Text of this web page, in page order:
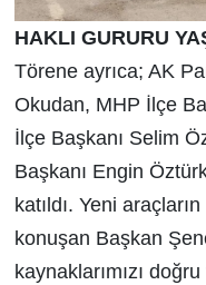
HAKLI GURURU
Törene ayrıca; AK
Okudan, MHP İlçe
İlçe Başkanı Selim
Başkanı Engin
katıldı. Yeni
konuşan Başkan
kaynaklarımızı